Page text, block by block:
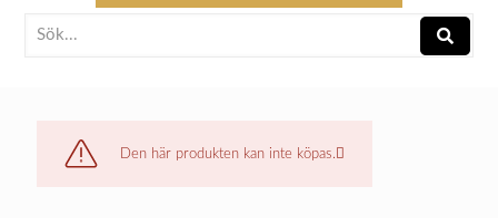
Den här produkten kan inte köpas.